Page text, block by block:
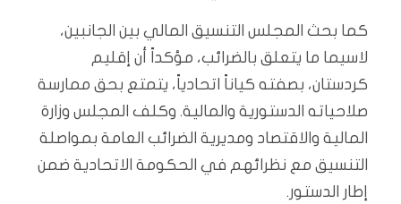
كما بحث المجلس التنسيق المالي بين الجانبين،
لاسيما ما يتعلق بالضرائب، مؤكداً أن إقليم
كردستان، بصفته كياناً اتحادياً، يتمتع بحق ممارسة
صلاحياته الدستورية والمالية. وكلف المجلس وزارة
المالية والاقتصاد ومديرية الضرائب العامة بمواصلة
التنسيق مع نظرائهم في الحكومة الاتحادية ضمن
إطار الدستور.